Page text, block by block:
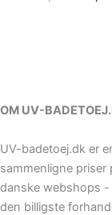
OM UV-
UV-badetoej.dk er
sammenligne
danske webshops -
den billigste